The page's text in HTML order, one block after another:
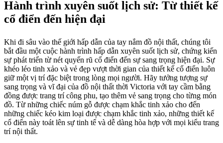
Hành trình xuyên suốt lịch sử: Từ thiết kế
cổ điển đến hiện đại
Khi đi sâu vào thế giới hấp dẫn của tay nắm đồ nội thất, chúng tôi
bắt đầu một cuộc hành trình hấp dẫn xuyên suốt lịch sử, chứng kiến
sự phát triển từ nét quyến rũ cổ điển đến sự sang trọng hiện đại. Sự
khéo léo tinh xảo và vẻ đẹp vượt thời gian của thiết kế cổ điển luôn
giữ một vị trí đặc biệt trong lòng mọi người. Hãy tưởng tượng sự
sang trọng và vĩ đại của đồ nội thất thời Victoria với tay cầm bằng
đồng được trang trí công phu, tạo thêm vẻ sang trọng cho từng món
đồ. Từ những chiếc núm gỗ được chạm khắc tinh xảo cho đến
những chiếc kéo kim loại được chạm khắc tinh xảo, những thiết kế
cổ điển này toát lên sự tinh tế và dễ dàng hòa hợp với mọi kiểu trang
trí nội thất.